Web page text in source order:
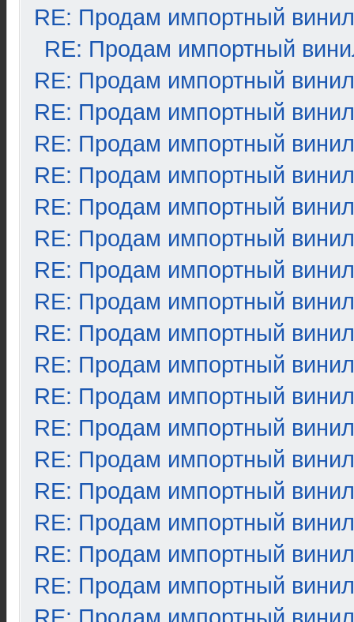
RE: Продам импортный винил
RE: Продам импортный
RE: Продам импортный винил
RE: Продам импортный винил
RE: Продам импортный винил
RE: Продам импортный винил
RE: Продам импортный винил
RE: Продам импортный винил
RE: Продам импортный винил
RE: Продам импортный винил
RE: Продам импортный винил
RE: Продам импортный винил
RE: Продам импортный винил
RE: Продам импортный винил
RE: Продам импортный винил
RE: Продам импортный винил
RE: Продам импортный винил
RE: Продам импортный винил
RE: Продам импортный винил